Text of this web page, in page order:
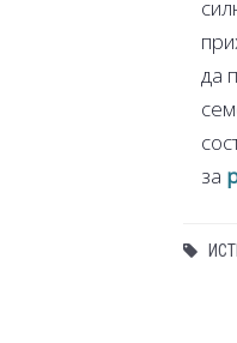
да
за